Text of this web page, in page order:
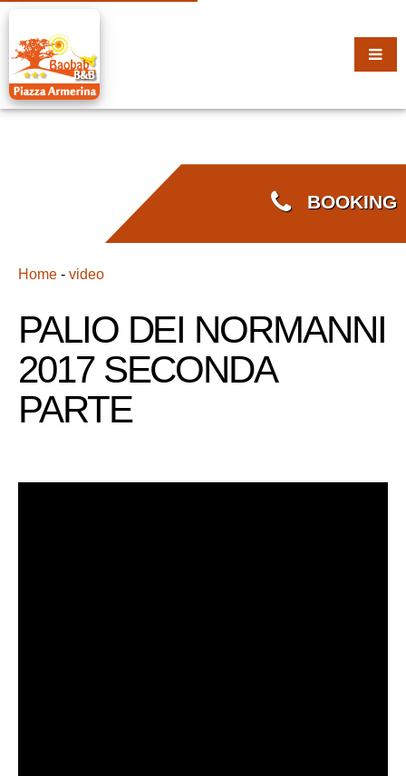
BOOKING
Home - video
PALIO DEI NORMANNI
2017 SECONDA
PARTE